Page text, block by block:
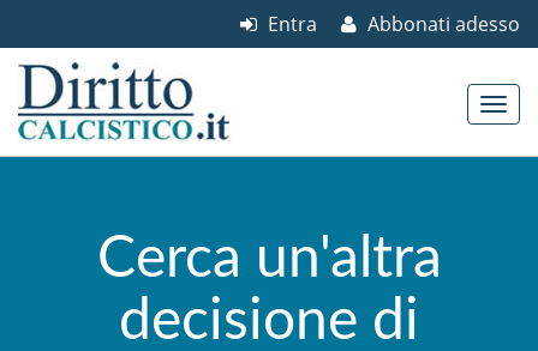
Abbonati adesso
Entra
Cerca un'altra
decisione di